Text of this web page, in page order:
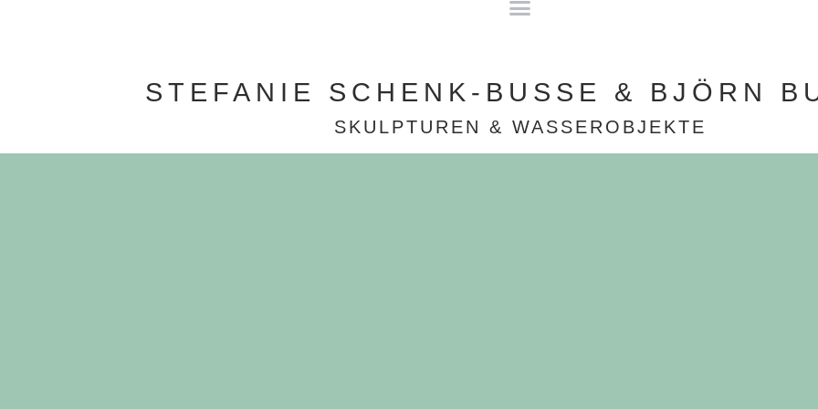
STEFANIE SCHENK-BUSSE & BJÖRN
SKULPTUREN & WASSEROBJEKTE